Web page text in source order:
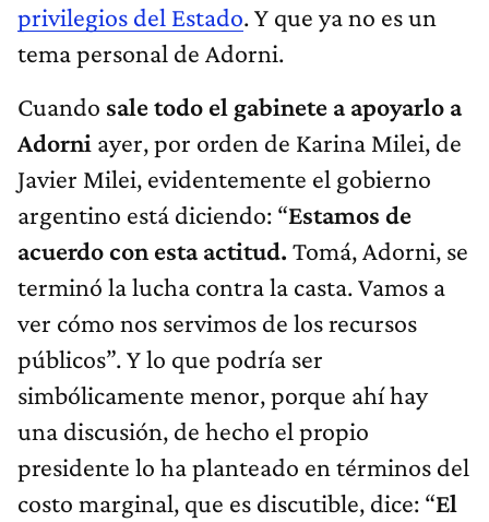
privilegios del Estado. Y que ya no es un
tema personal de Adorni.
Cuando sale todo el gabinete a apoyarlo a
Adorni ayer, por orden de Karina Milei, de
Javier Milei, evidentemente el gobierno
argentino está diciendo: “Estamos de
acuerdo con esta actitud. Tomá, Adorni, se
terminó la lucha contra la casta. Vamos a
ver cómo nos servimos de los recursos
públicos”. Y lo que podría ser
simbólicamente menor, porque ahí hay
una discusión, de hecho el propio
presidente lo ha planteado en términos del
costo marginal, que es discutible, dice: “El